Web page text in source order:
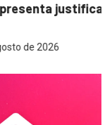
aumento de